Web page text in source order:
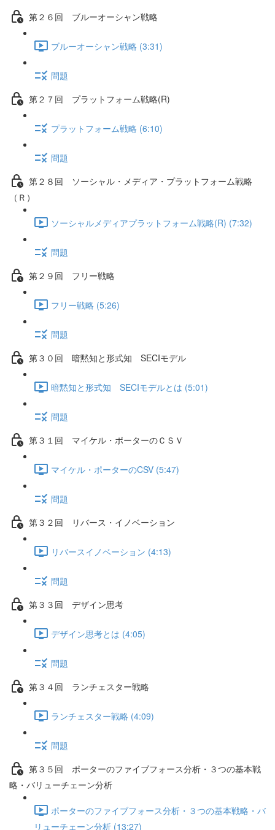
第２６回 ブルーオーシャン戦略
ブルーオーシャン戦略 (3:31)
問題
第２７回 プラットフォーム戦略(R)
プラットフォーム戦略 (6:10)
問題
第２８回 ソーシャル・メディア・プラットフォーム戦略
（Ｒ）
ソーシャルメディアプラットフォーム戦略(R) (7:32)
問題
第２９回 フリー戦略
フリー戦略 (5:26)
問題
第３０回 暗黙知と形式知 SECIモデル
暗黙知と形式知 SECIモデルとは (5:01)
問題
第３１回 マイケル・ポーターのＣＳＶ
マイケル・ポーターのCSV (5:47)
問題
第３２回 リバース・イノベーション
リバースイノベーション (4:13)
問題
第３３回 デザイン思考
デザイン思考とは (4:05)
問題
第３４回 ランチェスター戦略
ランチェスター戦略 (4:09)
問題
第３５回 ポーターのファイブフォース分析・３つの基本戦
略・バリューチェーン分析
ポーターのファイブフォース分析・３つの基本戦略・バ
リューチェーン分析 (13:27)